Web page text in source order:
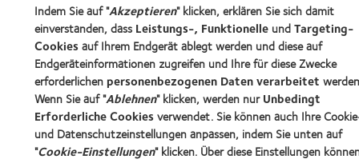
Indem Sie auf "Akzeptieren" klicken, erklären Sie sich damit
einverstanden, dass Leistungs-, Funktionelle undTargeting-
Cookiesauf Ihrem Endgerät ablegt werden und diese auf
Endgeräteinformationen zugreifen und Ihre für diese Zwecke
erforderlichen personenbezogenen Daten verarbeitet
Wenn Sie auf "Ablehnen" klicken, werden nurUnbedingt
Erforderliche Cookiesverwendet. Sie können auch Ihre
und Datenschutzeinstellungen anpassen, indem Sie unten auf
"Cookie-Einstellungen" klicken. Über diese Einstellungen